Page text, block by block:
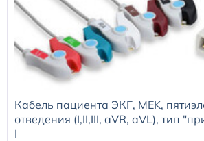
Кабель пациента ЭКГ, MEK,
отведения (I,II,III, aVR, aVL), тип
I